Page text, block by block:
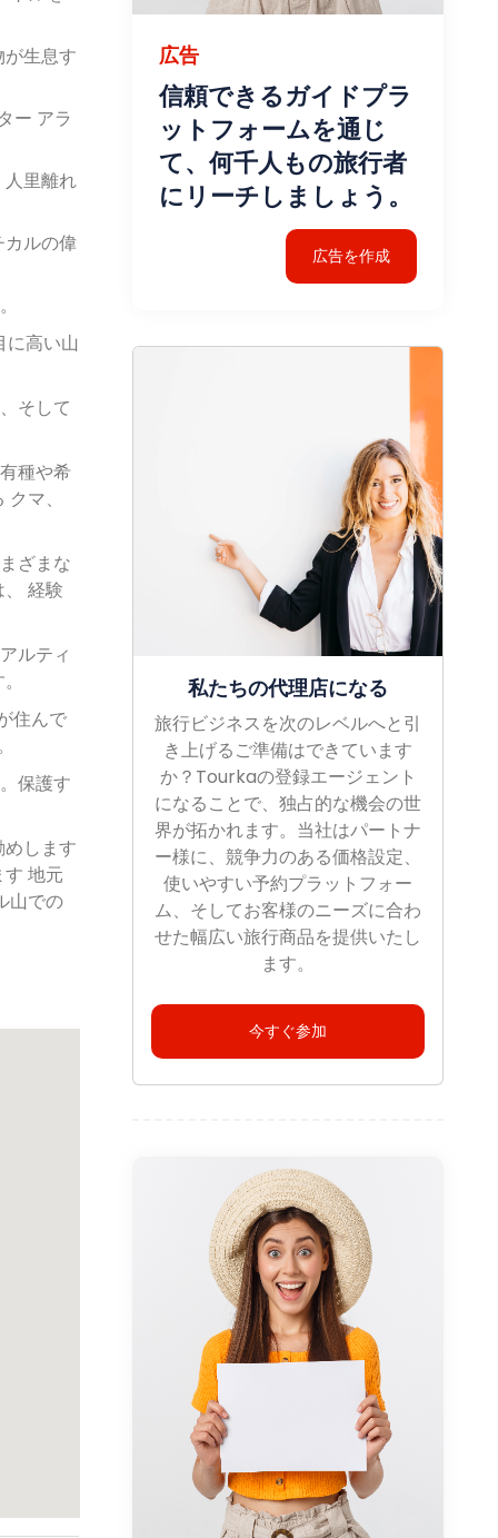
生息す
ー アラ
里離れ
ルの偉
に高い山
そして
種や希
マ、
ざまな
経験
ルティ
住んで
保護す
します
地元
山での
広告
信頼できるガイドプラ
ットフォームを通じ
て、何千人もの旅行者
にリーチしましょう。
広告を作成
私たちの代理店になる
旅行ビジネスを次のレベルへと引
き上げるご準備はできています
か？Tourkaの登録エージェント
になることで、独占的な機会の世
界が拓かれます。当社はパートナ
ー様に、競争力のある価格設定、
使いやすい予約プラットフォー
ム、そしてお客様のニーズに合わ
せた幅広い旅行商品を提供いたし
ます。
今すぐ参加